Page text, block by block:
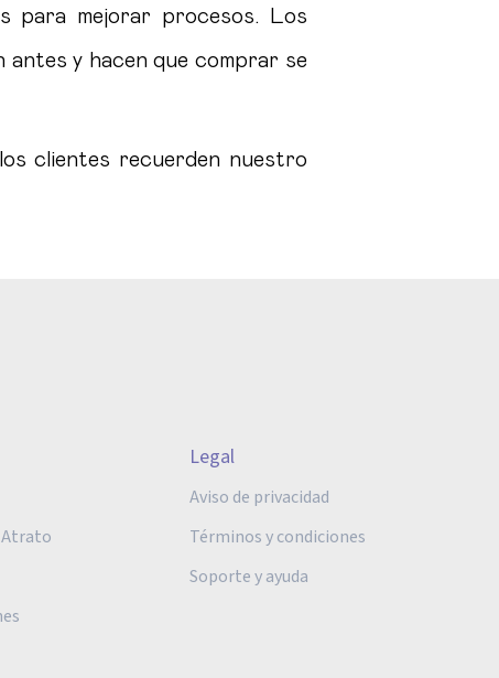
para mejorar procesos. Los
antes y hacen que comprar se
clientes recuerden nuestro
Atrato
Legal
Aviso de privacidad
Términos y condiciones
Soporte y ayuda